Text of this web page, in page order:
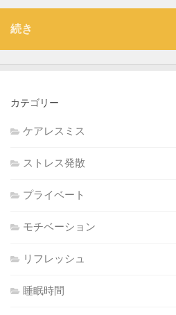
続き
カテゴリー
ケアレスミス
ストレス発散
プライベート
モチベーション
リフレッシュ
睡眠時間